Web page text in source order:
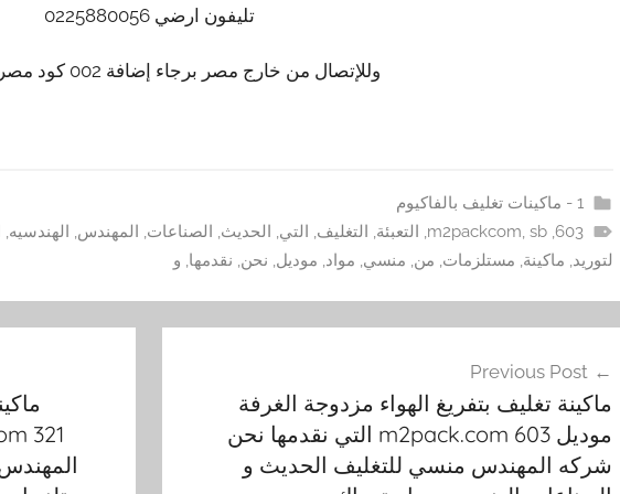
تليفون ارضي 0225880056
وللإتصال من خارج مصر برجاء إضافة 002 كود مصر قبل الرقم
1 - ماكينات تغليف بالفاكيوم
603
,
m2packcom, sb
, التعبئة, التغليف, التي, الحديث, الصناعات, المهندس, الهندسيه,
لتوريد, ماكينة, مستلزمات, من, منسي, مواد, موديل, نحن, نقدمها, و
Previous Post
ماكينة تغليف بتفريغ الهواء مزدوجة الغرفة
موديل m2pack.com 603 التي نقدمها نحن
شركه المهندس منسي للتغليف الحديث و